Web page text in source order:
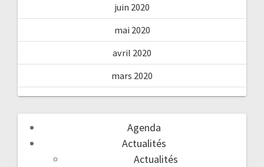
juin 2020
mai 2020
avril 2020
mars 2020
Agenda
Actualités
Actualités